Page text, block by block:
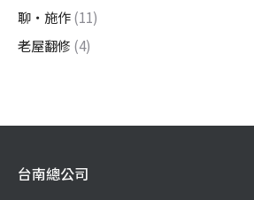
聊・施作(11)
老屋翻修 (4)
台南總公司